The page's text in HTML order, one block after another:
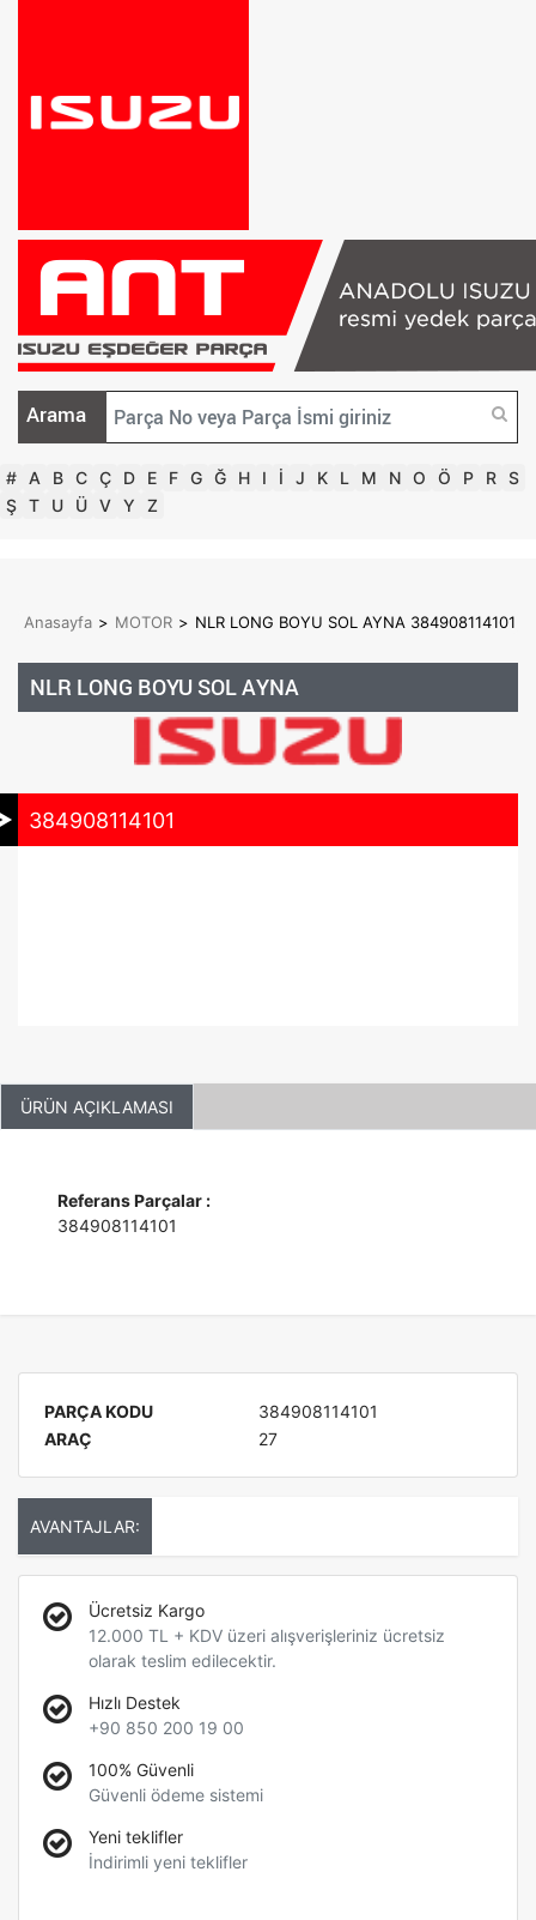
Arama
# A B C Ç D E F G Ğ H I İ J K L M N O Ö P R S
Ş T U Ü V Y Z
Anasayfa > MOTOR > NLR LONG BOYU SOL AYNA 384908114101
NLR LONG BOYU SOL AYNA
384908114101
ÜRÜN AÇIKLAMASI
Referans Parçalar :
384908114101
PARÇA KODU
384908114101
ARAÇ
27
AVANTAJLAR:
Ücretsiz Kargo
12.000 TL + KDV üzeri alışverişleriniz ücretsiz
olarak teslim edilecektir.
Hızlı Destek
+90 850 200 19 00
100% Güvenli
Güvenli ödeme sistemi
Yeni teklifler
İndirimli yeni teklifler